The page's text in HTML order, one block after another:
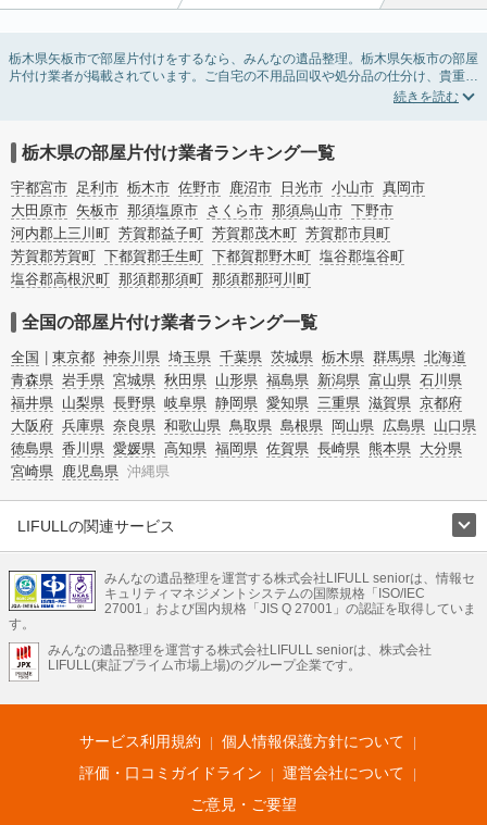
栃木県矢板市で部屋片付けをするなら、みんなの遺品整理。栃木県矢板市の部屋
片付け業者が掲載されています。ご自宅の不用品回収や処分品の仕分け、貴重品
の捜索などの依頼ができます。栃木県矢板市の部屋片付けの料金相場情報だけで
う。部屋片付けはいつか着手しようと思っていると、ついつい後回しになってし
まいますが、不用品だと思っていたものに思わぬ買取額が付いていることもあり
ます。
ご自分で無理なくできる片付け方法やご実家の片付けノウハウもお届けしていま
すので、ぜひあわせてご覧ください。
栃木県の部屋片付け業者ランキング一覧
宇都宮市 足利市 栃木市 佐野市 鹿沼市 日光市 小山市 真岡市
大田原市 矢板市 那須塩原市 さくら市 那須烏山市 下野市
河内郡上三川町 芳賀郡益子町 芳賀郡茂木町 芳賀郡市貝町
芳賀郡芳賀町 下都賀郡壬生町 下都賀郡野木町 塩谷郡塩谷町
塩谷郡高根沢町 那須郡那須町 那須郡那珂川町
全国の部屋片付け業者ランキング一覧
全国 東京都 神奈川県 埼玉県 千葉県 茨城県 栃木県 群馬県 北海道
青森県 岩手県 宮城県 秋田県 山形県 福島県 新潟県 富山県 石川県
福井県 山梨県 長野県 岐阜県 静岡県 愛知県 三重県 滋賀県 京都府
大阪府 兵庫県 奈良県 和歌山県 鳥取県 島根県 岡山県 広島県 山口県
徳島県 香川県 愛媛県 高知県 福岡県 佐賀県 長崎県 熊本県 大分県
宮崎県 鹿児島県 沖縄県
LIFULLの関連サービス
不動産・住宅
引越し 老人ホーム 地方創生 ママの就労支援
不動産クラウドファンディング 遺品整理 老後の暮らし情報
LIFULL HOME'Sのサービス
不動産・住宅
不動産査定 マンション専門売却査定 不動産投資 アドバイザー
不動産アーカイブ
空き家バンク 家賃相場 不動産会社
まちむすび
不動産用語集 住まいのお役立ち情報
LIFULL HOME'S PRESS
アプリ 不動産データ 不動産転職
みんなの遺品整理を運営する株式会社LIFULL seniorは、情報セ
キュリティマネジメントシステムの国際規格「ISO/IEC
27001」および国内規格「JIS Q 27001」の認証を取得していま
す。
みんなの遺品整理を運営する株式会社LIFULL seniorは、株式会社
LIFULL(東証プライム市場上場)のグループ企業です。
サービス利用規約
個人情報保護方針について
評価・口コミガイドライン
運営会社について
ご意見・ご要望